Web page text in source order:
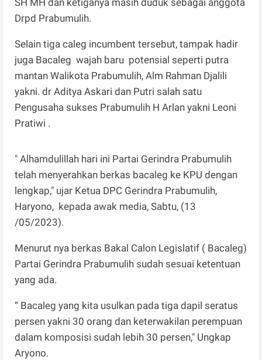
SH MH dan ketiganya masih duduk sebagai anggota
Drpd Prabumulih.
Selain tiga caleg incumbent tersebut, tampak hadir
juga Bacaleg wajah baru potensial seperti putra
mantan Walikota Prabumulih, Alm Rahman Djalili
yakni. dr Aditya Askari dan Putri salah satu
Pengusaha sukses Prabumulih H Arlan yakni Leoni
Pratiwi .
" Alhamdulillah hari ini Partai Gerindra Prabumulih
telah menyerahkan berkas bacaleg ke KPU dengan
lengkap," ujar Ketua DPC Gerindra Prabumulih,
Haryono, kepada awak media, Sabtu, (13
/05/2023).
Menurut nya berkas Bakal Calon Legislatif ( Bacaleg)
Partai Gerindra Prabumulih sudah sesuai ketentuan
yang ada.
“ Bacaleg yang kita usulkan pada tiga dapil seratus
persen yakni 30 orang dan keterwakilan perempuan
dalam komposisi sudah lebih 30 persen," Ungkap
Aryono.